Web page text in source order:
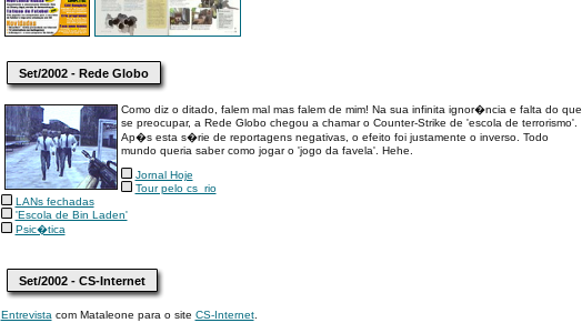
Set/2002 - Rede Globo
Como diz o ditado, falem mal mas falem de mim! Na sua infinita ignor�ncia e falta do que
se preocupar, a Rede Globo chegou a chamar o Counter-Strike de 'escola de terrorismo'.
Ap�s esta s�rie de reportagens negativas, o efeito foi justamente o inverso. Todo
mundo queria saber como jogar o 'jogo da favela'. Hehe.
Jornal Hoje
Tour pelo cs_rio
LANs fechadas
'Escola de Bin Laden'
Psic�tica
Set/2002 - CS-Internet
Entrevista com Mataleone para o site CS-Internet.